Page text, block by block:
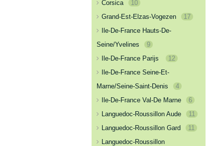
Corsica
10
Grand-Est-Elzas-Vogezen
17
Ile-De-France Hauts-De-
Seine/Yvelines
9
Ile-De-France Parijs
12
Ile-De-France Seine-Et-
Marne/Seine-Saint-Denis
4
Ile-De-France Val-De Marne
6
Languedoc-Roussillon Aude
11
Languedoc-Roussillon Gard
11
Languedoc-Roussillon